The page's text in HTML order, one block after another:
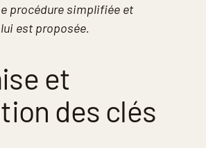
procédure simplifiée et
est proposée.
et
des clés